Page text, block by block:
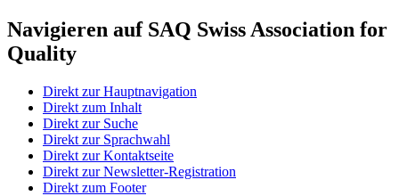
Navigieren auf SAQ Swiss Association for
Quality
Direkt zur Hauptnavigation
Direkt zum Inhalt
Direkt zur Suche
Direkt zur Sprachwahl
Direkt zur Kontaktseite
Direkt zur Newsletter-Registration
Direkt zum Footer